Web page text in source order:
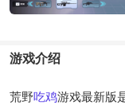
游戏介绍
荒野吃鸡游戏最新版